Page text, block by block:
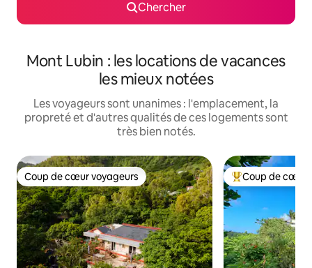
Chercher
Mont Lubin : les locations de vacances
les mieux notées
Les voyageurs sont unanimes : l'emplacement, la
propreté et d'autres qualités de ces logements sont
très bien notés.
Coup de cœur voyageurs
Coup de cœur voyageurs Coup de cœur
Coup de cœur